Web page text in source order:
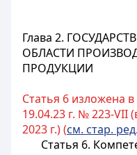
Глава 2.
ОБЛАСТИ
ПРОДУКЦИИ
Статья 6 изложена
19.04.23 г. № 223-VII
2023 г.) (см. стар. ред.
Статья 6.